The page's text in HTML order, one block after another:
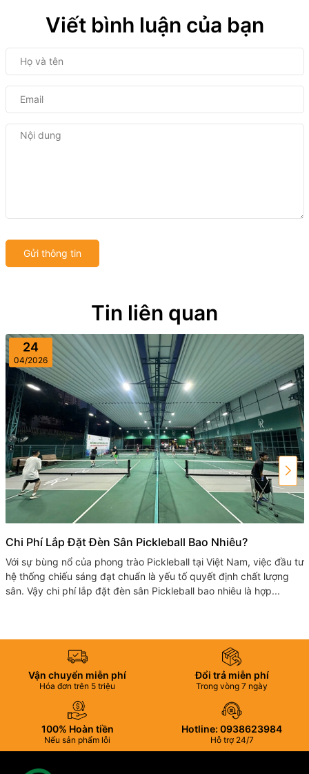
Viết bình luận của bạn
Gửi thông tin
Tin liên quan
24
04/2026
Chi Phí Lắp Đặt Đèn Sân Pickleball Bao Nhiêu?
Với sự bùng nổ của phong trào Pickleball tại Việt Nam, việc đầu tư
hệ thống chiếu sáng đạt chuẩn là yếu tố quyết định chất lượng
sân. Vậy chi phí lắp đặt đèn sân Pickleball bao nhiêu là hợp...
Vận chuyển miễn phí
Hóa đơn trên 5 triệu
Đổi trả miễn phí
Trong vòng 7 ngày
100% Hoàn tiền
Nếu sản phẩm lỗi
Hotline: 0938623984
Hỗ trợ 24/7